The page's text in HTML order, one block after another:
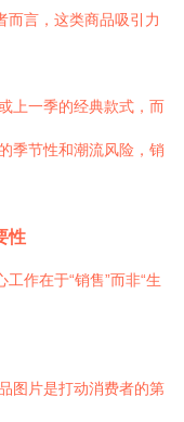
而言，这类商品吸引力
上一季的经典款式，而
季节性和潮流风险，销
性
作在于“销售”而非“生
图片是打动消费者的第